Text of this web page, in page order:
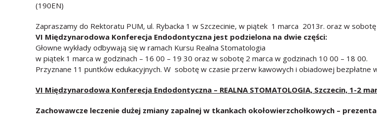
(190EN)
Zapraszamy do Rektoratu PUM, ul. Rybacka 1 w Szczecinie, w piątek 1 marca 2013r. oraz w
VI Międzynarodowa Konferecja Endodontyczna jest podzielona na dwie części:
Głowne wykłady odbywają się w ramach Kursu Realna Stomatologia
w piątek 1 marca w godzinach – 16 00 – 19 30 oraz w sobotę 2 marca w godzinach 10 00 – 18 00.
Przyznane 11 puntków edukacyjnych. W sobotę w czasie przerw kawowych i obiadowej bezpłatne
VI Międzynarodowa Konferecja Endodontyczna – REALNA STOMATOLOGIA, Szczecin, 1-2
Zachowawcze leczenie dużej zmiany zapalnej w tkankach okołowierzchołkowych –